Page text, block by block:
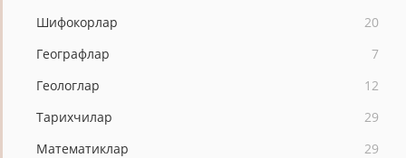
Шифокорлар
20
Географлар
7
Геологлар
12
Тарихчилар
29
Математиклар
29